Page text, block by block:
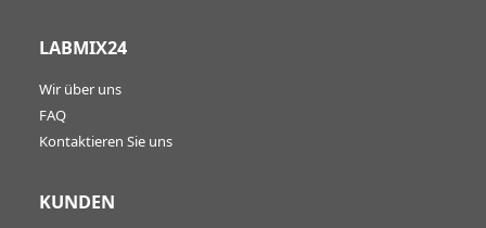
LABMIX24
Wir über uns
FAQ
Kontaktieren Sie uns
KUNDEN